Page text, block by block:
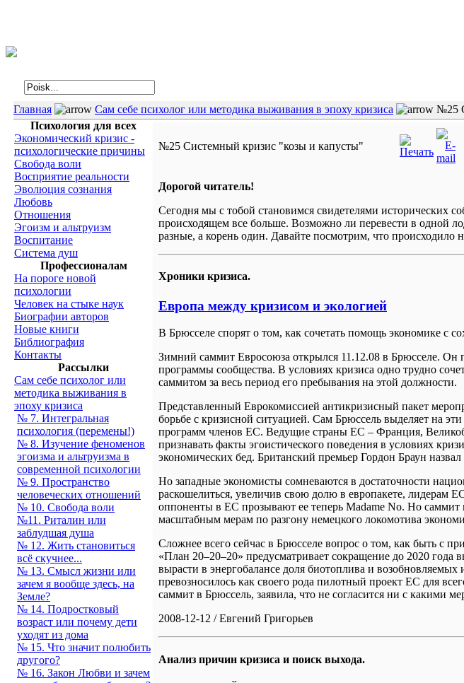
Главная Сам себе психолог или методика выживания в эпоху кризиса №25
Психология для всех
Экономический кризис -
психологические причины
Свобода воли
Восприятие реальности
Эволюция сознания
Любовь
Отношения
Эгоизм и альтруизм
Воспитание
Система душ
Профессионалам
На пороге новой
психологии
Человек на стыке наук
Биографии авторов
Новые книги
Библиография
Контакты
Рассылки
Сам себе психолог или
методика выживания в
эпоху кризиса
№ 7. Интегральная
психология (перемены!)
№ 8. Изучение феноменов
эгоизма и альтруизма в
современной психологии
№ 9. Пространство
человеческих отношений
№ 10. Свобода воли
№11. Риталин или
заблудшая душа
№ 12. Жить становиться
всё скучнее...
№ 13. Смысл жизни или
зачем я вообще здесь, на
Земле?
№ 14. Подростковый
возраст или почему дети
уходят из дома
№ 15. Что значит полюбить
другого?
№ 16. Закон Любви и зачем
№25 Системный кризис "козы и капусты"
Дорогой читатель!
Сегодня мы с тобой становимся свидетелями исторических
происходящем все больше. Возможно ли перевести в одной
разные, а корень один. Давайте посмотрим, что происходило
Хроники кризиса.
Европа между кризисом и экологией
В Брюсселе спорят о том, как сочетать помощь экономике с
Зимний саммит Евросоюза открылся 11.12.08 в Брюсселе.
программы сообщества. В условиях кризиса одно трудно
саммитом за весь период его пребывания на этой должности.
Представленный Еврокомиссией антикризисный пакет
борьбе с кризисной ситуацией. Сам Брюссель выделяет на
программ членов ЕС. Ведущие страны ЕС – Франция,
признавать факты эгоистического поведения в условиях
экономических бед. Британский премьер Гордон Браун
Но западные экономисты сомневаются в достаточности
раскошелиться, увеличив свою долю в европакете, лидерам
оппоненты в ЕС прозывают ее теперь Madame No. Но саммит
масштабным мерам по разгону немецкого локомотива
Сложнее всего сейчас в Брюсселе вопрос о том, как быть с
«План 20–20–20» предусматривает сокращение до 2020
вырасти в энергобалансе доля биотоплива и возобновляемых
превозносилось как своего рода пилотный проект ЕС для
саммит в Брюссель, заявила, что не согласится ни с какими
2008-12-12 / Евгений Григорьев
Анализ причин кризиса и поиск выхода.